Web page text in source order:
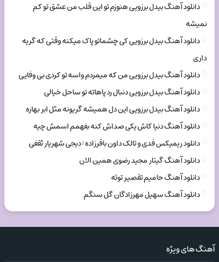
دانلود آهنگ بیدل برزویی هنوزم تو این قلب من عشق تو کم
نمیشه
دانلود آهنگ بیدل برزویی کی چشماتو پاک میکنه وقتی که گریه
داری
دانلود آهنگ بیدل برزویی من که میمردم واسه تو کردی بی وفایی
دانلود آهنگ بیدل برزویی دنبال رد پاهاته تو ساحل خیالی
دانلود آهنگ بیدل برزویی این دل همیشه گریونه مثل ابر بهاره
دانلود آهنگ دنیا کاش یکی صداش کنه بفهمم اسمش چیه
دانلود ریمیکس فدی و تالک داون باقرزاده : دیجی شهریار ثقفی
دانلود آهنگ گیتار مجید رضوی همین الان
دانلود آهنگ حامیم تقصیر توئه
دانلود آهنگ سهیل مهرزادگان گل سنگم
آهنگ های ویژه